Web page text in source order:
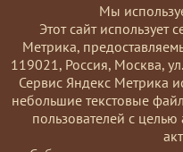
Мы
Этот сайт использует
Метрика,
119021, Россия, Москва,
Сервис Яндекс Метрика
небольшие текстовые
пользователей с целью